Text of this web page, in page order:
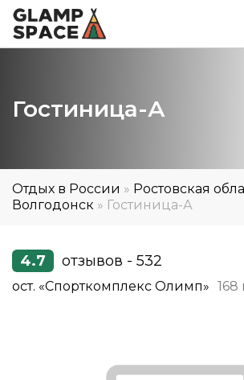
Гостиница-А
Отдых в России » Ростовская
Волгодонск » Гостиница-А
4.7 отзывов - 532
ост. «Спорткомплекс Олимп» 168